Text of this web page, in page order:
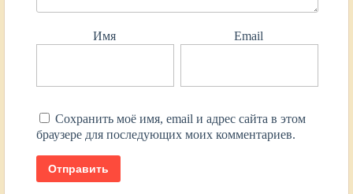
Имя Email
Сохранить моё имя, email и адрес сайта в этом
браузере для последующих моих комментариев.